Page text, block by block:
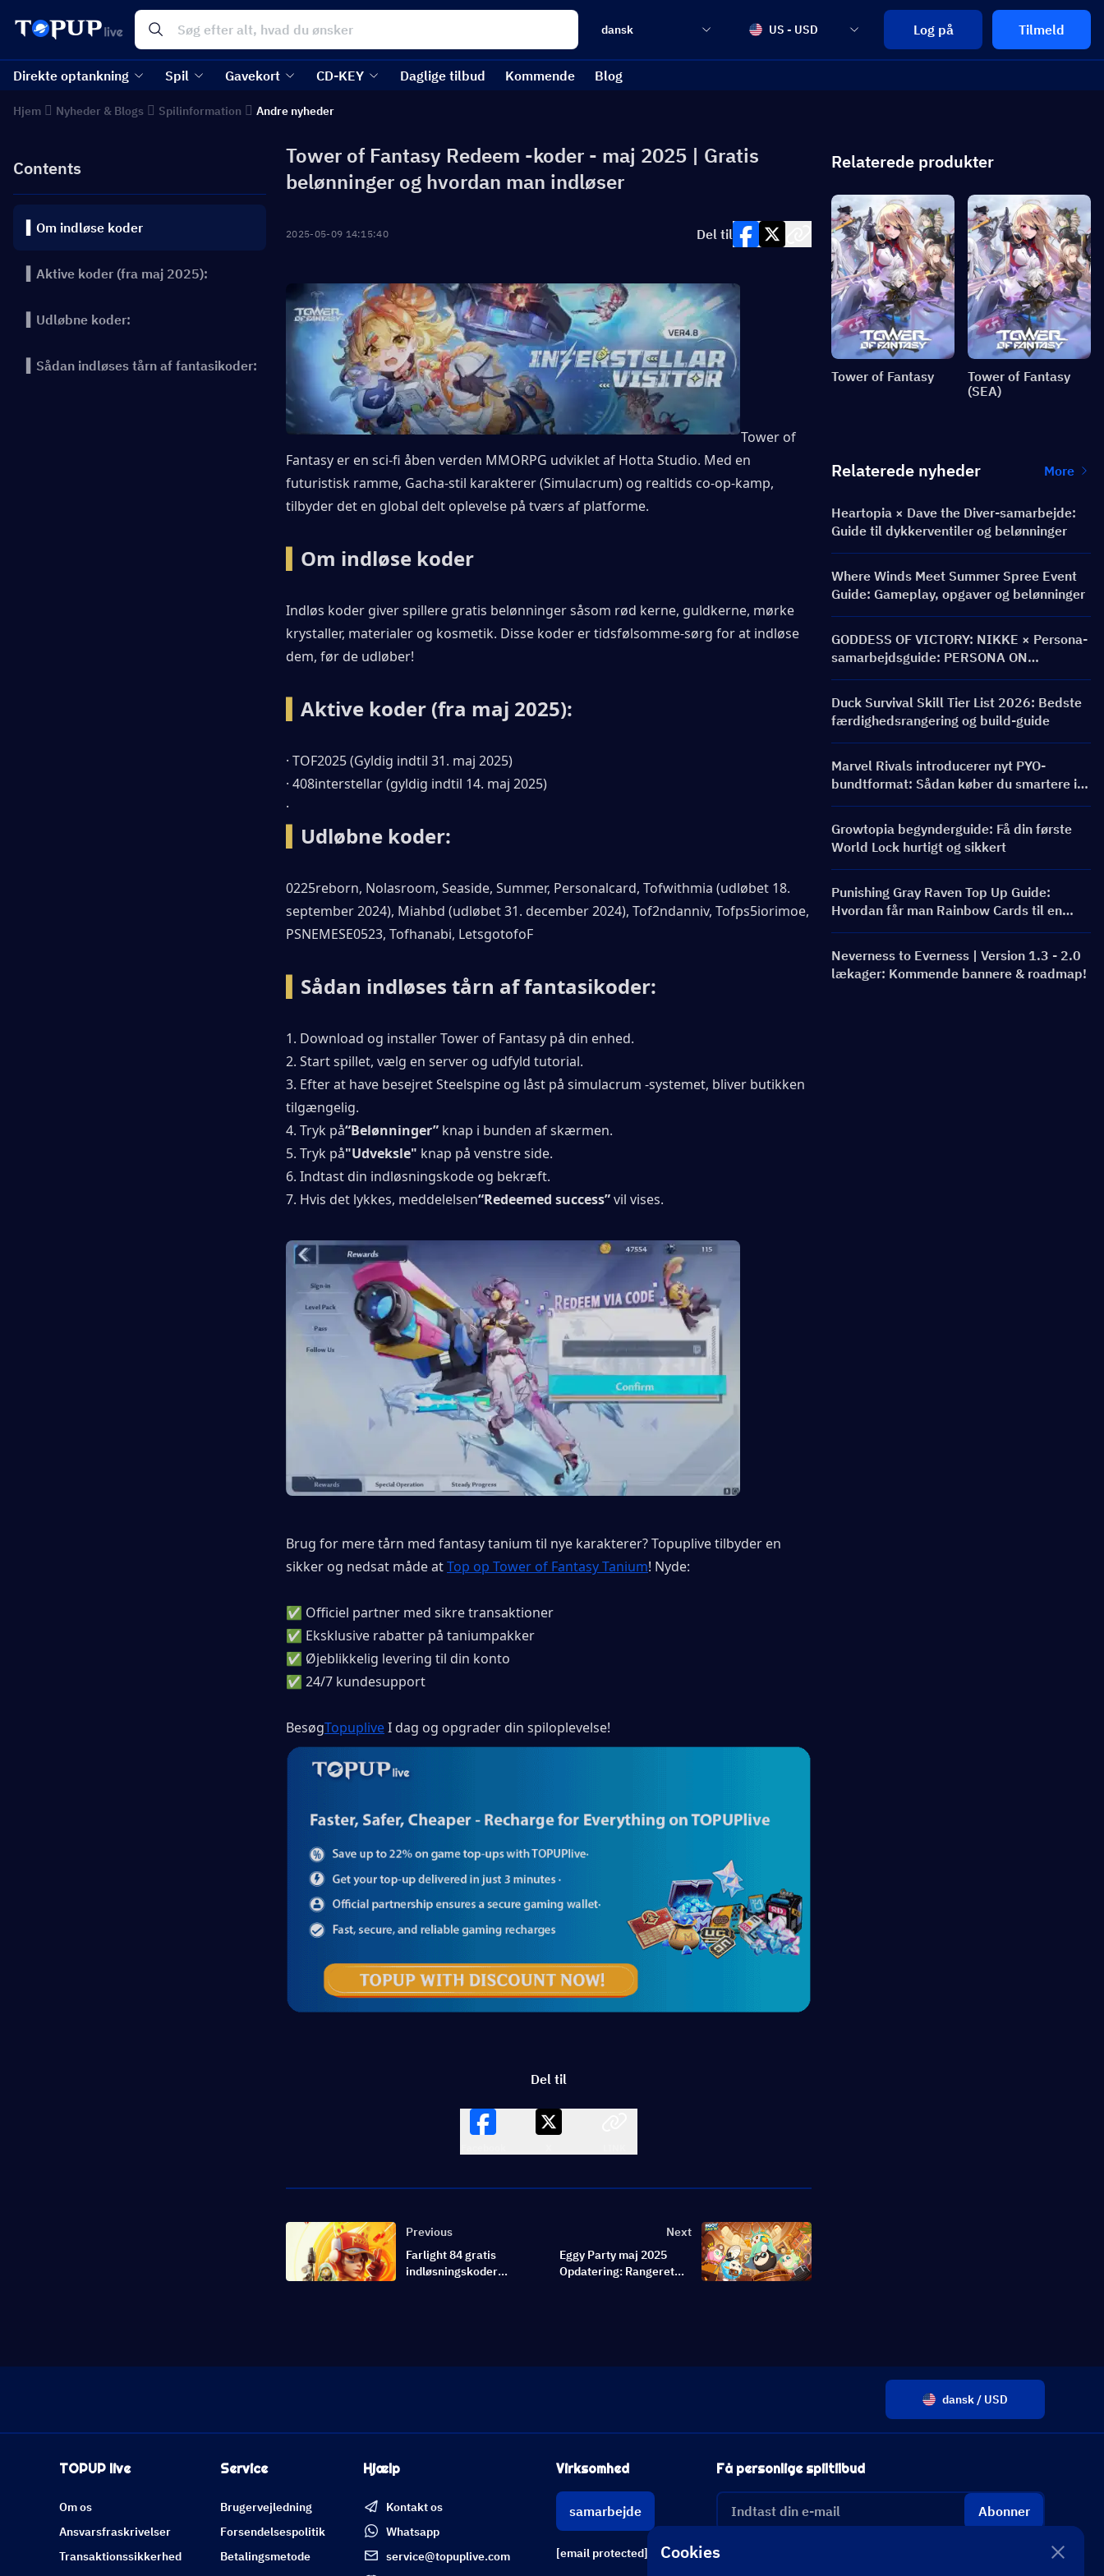
dansk US - USD Log på Tilmeld
Direkte optankning Spil Gavekort CD-KEY Daglige tilbud Kommende Blog
Hjem Nyheder & Blogs Spilinformation Andre nyheder
Contents
▍Om indløse koder
▍Aktive koder (fra maj 2025):
▍Udløbne koder:
▍Sådan indløses tårn af fantasikoder:
Tower of Fantasy Redeem -koder - maj 2025 | Gratis
belønninger og hvordan man indløser
2025-05-09 14:15:40 Del til
Tower of
Fantasy er en sci-fi åben verden MMORPG udviklet af Hotta Studio. Med en
futuristisk ramme, Gacha-stil karakterer (Simulacrum) og realtids co-op-kamp, ​​
tilbyder det en global delt oplevelse på tværs af platforme.
Om indløse koder
Indløs koder giver spillere gratis belønninger såsom rød kerne, guldkerne, mørke
krystaller, materialer og kosmetik. Disse koder er tidsfølsomme-sørg for at indløse
dem, før de udløber!
Aktive koder (fra maj 2025):
· TOF2025 (Gyldig indtil 31. maj 2025)
· 408interstellar (gyldig indtil 14. maj 2025)
·
Udløbne koder:
0225reborn, Nolasroom, Seaside, Summer, Personalcard, Tofwithmia (udløbet 18.
september 2024), Miahbd (udløbet 31. december 2024), Tof2ndanniv, Tofps5iorimoe,
PSNEMESE0523, Tofhanabi, LetsgotofoF
Sådan indløses tårn af fantasikoder:
1. Download og installer Tower of Fantasy på din enhed.
2. Start spillet, vælg en server og udfyld tutorial.
3. Efter at have besejret Steelspine og låst på simulacrum -systemet, bliver butikken
tilgængelig.
4. Tryk på“Belønninger” knap i bunden af ​​skærmen.
5. Tryk på"Udveksle" knap på venstre side.
6. Indtast din indløsningskode og bekræft.
7. Hvis det lykkes, meddelelsen“Redeemed success” vil vises.
Brug for mere tårn med fantasy tanium til nye karakterer? Topuplive tilbyder en
sikker og nedsat måde at Top op Tower of Fantasy Tanium! Nyde:
✅ Officiel partner med sikre transaktioner
✅ Eksklusive rabatter på taniumpakker
✅ Øjeblikkelig levering til din konto
✅ 24/7 kundesupport
BesøgTopuplive I dag og opgrader din spiloplevelse!
Del til
Previous
Farlight 84 gratis
indløsningskoder
Next
Eggy Party maj 2025
Opdatering: Rangeret
Relaterede produkter
Tower of Fantasy
Tower of Fantasy
(SEA)
Relaterede nyheder More
Heartopia × Dave the Diver-samarbejde:
Guide til dykkerventiler og belønninger
Where Winds Meet Summer Spree Event
Guide: Gameplay, opgaver og belønninger
GODDESS OF VICTORY: NIKKE × Persona-
samarbejdsguide: PERSONA ON
FRONTLINE-begivenhed, karakterer,
bannere og belønninger
Duck Survival Skill Tier List 2026: Bedste
færdighedsrangering og build-guide
Marvel Rivals introducerer nyt PYO-
bundtformat: Sådan køber du smartere i
butiksopdateringen til sæson 9.5
Growtopia begynderguide: Få din første
World Lock hurtigt og sikkert
Punishing Gray Raven Top Up Guide:
Hvordan får man Rainbow Cards til en
bedre pris?
Neverness to Everness | Version 1.3 - 2.0
lækager: Kommende bannere & roadmap!
dansk / USD
TOPUP live
Om os
Ansvarsfraskrivelser
Transaktionssikkerhed
Service
Brugervejledning
Forsendelsespolitik
Betalingsmetode
Hjælp
Kontakt os
Whatsapp
service@topuplive.com
Virksomhed
samarbejde
[email protected]
Få personlige spiltilbud
Abonner
Cookies